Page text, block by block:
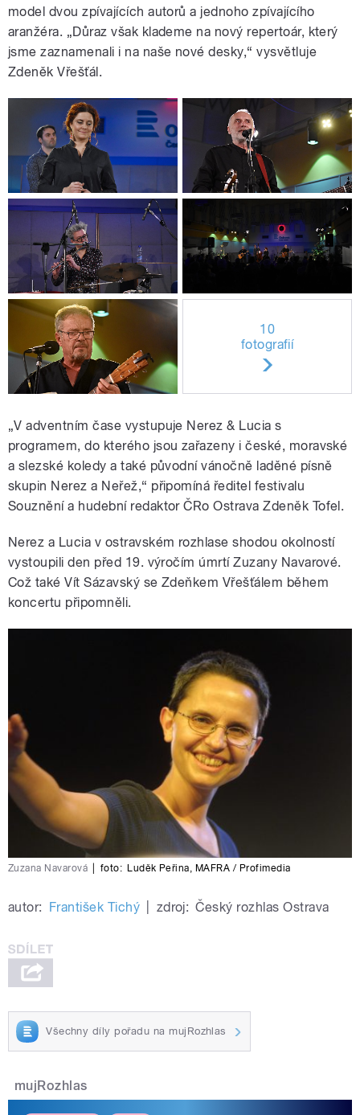
model dvou zpívajících autorů a jednoho zpívajícího
aranžéra. „Důraz však klademe na nový repertoár, který
jsme zaznamenali i na naše nové desky,“ vysvětluje
Zdeněk Vřešťál.
10
fotografií
„V adventním čase vystupuje Nerez & Lucia s
programem, do kterého jsou zařazeny i české, moravské
a slezské koledy a také původní vánočně laděné písně
skupin Nerez a Neřež,“ připomíná ředitel festivalu
Souznění a hudební redaktor ČRo Ostrava Zdeněk Tofel.
Nerez a Lucia v ostravském rozhlase shodou okolností
vystoupili den před 19. výročím úmrtí Zuzany Navarové.
Což také Vít Sázavský se Zdeňkem Vřešťálem během
koncertu připomněli.
Zuzana Navarová foto: Luděk Peřina, MAFRA / Profimedia
autor: František Tichý zdroj: Český rozhlas Ostrava
Všechny díly pořadu na mujRozhlas
mujRozhlas